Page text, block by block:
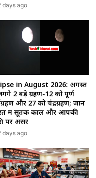
days ago
in August 2026: अगस्त
2 बड़े ग्रहण-12 को पूर्ण
और 27 को चंद्रग्रहण; जानें
में सूतक काल और आपकी
पर असर
days ago